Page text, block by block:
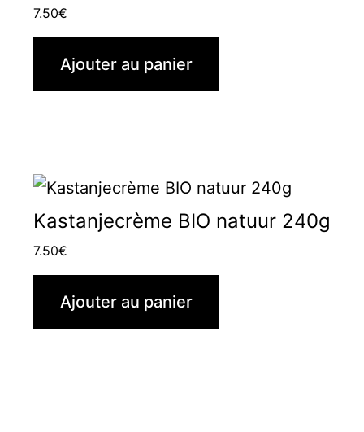
7.50€
Ajouter au panier
Kastanjecrème BIO natuur 240g
7.50€
Ajouter au panier